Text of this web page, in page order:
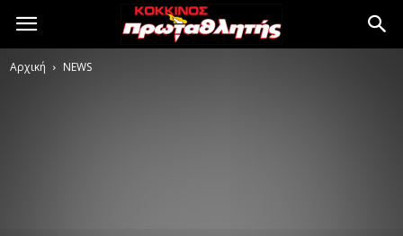
Αρχική NEWS